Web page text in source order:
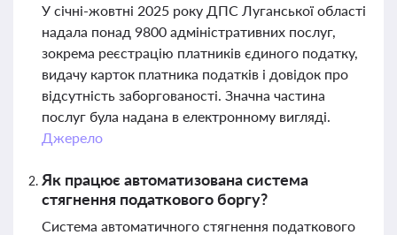
У січні-жовтні 2025 року ДПС Луганської області
надала понад 9800 адміністративних послуг,
зокрема реєстрацію платників єдиного податку,
видачу карток платника податків і довідок про
відсутність заборгованості. Значна частина
послуг була надана в електронному вигляді.
Джерело
Як працює автоматизована система
стягнення податкового боргу?
Система автоматичного стягнення податкового